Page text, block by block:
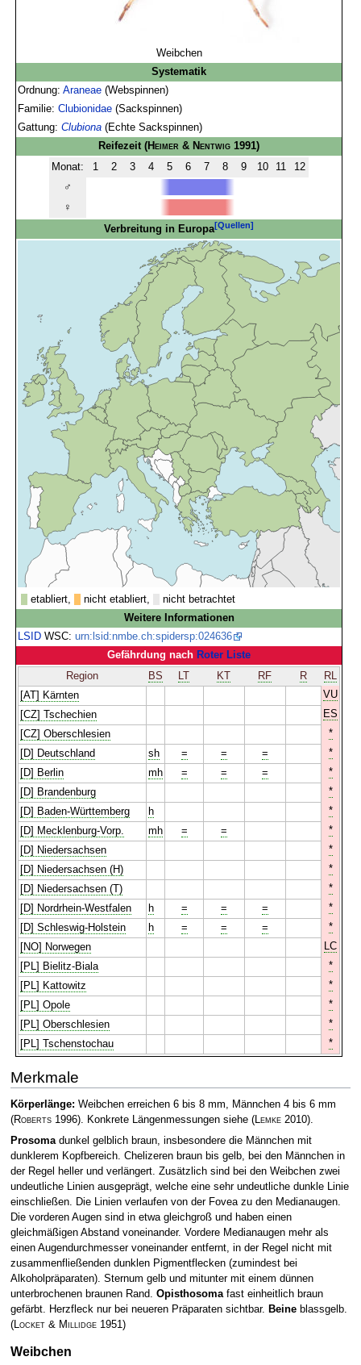
Weibchen
Systematik
Ordnung:Araneae (Webspinnen)
Familie:Clubionidae (Sackspinnen)
Gattung:Clubiona (Echte Sackspinnen)
Reifezeit(Heimer & Nentwig 1991)
Monat:
1 2 3 4 5 6 7 8 9 10 11
12
♂
♀
Verbreitung in Europa[Quellen]
etabliert, nicht etabliert,
nicht betrachtet
Weitere Informationen
LSID WSC:urn:lsid:nmbe.ch:spidersp:024636
Gefährdung nach Roter Liste
Region
BS LT KT RF R
RL
[AT] Kärnten
VU
[CZ] Tschechien
ES
[CZ] Oberschlesien
*
[D] Deutschland
sh = = =
*
[D] Berlin
mh = = =
*
[D] Brandenburg
*
[D] Baden-Württemberg
h
*
[D] Mecklenburg-Vorp.
mh = =
*
[D] Niedersachsen
*
[D] Niedersachsen (H)
*
[D] Niedersachsen (T)
*
[D] Nordrhein-Westfalen
h = = =
*
[D] Schleswig-Holstein
h = = =
*
[NO] Norwegen
LC
[PL] Bielitz-Biala
*
[PL] Kattowitz
*
[PL] Opole
*
[PL] Oberschlesien
*
[PL] Tschenstochau
*
Merkmale
Körperlänge: Weibchen erreichen 6 bis 8 mm, Männchen 4 bis 6 mm
(Roberts1996). Konkrete Längenmessungen siehe (Lemke2010).
Prosomadunkel gelblich braun, insbesondere die Männchen mit
dunklerem Kopfbereich. Chelizeren braun bis gelb, bei den Männchen in
der Regel heller und verlängert. Zusätzlich sind bei den Weibchen zwei
undeutliche Linien ausgeprägt, welche eine sehr undeutliche dunkle Linie
einschließen. Die Linien verlaufen von der Fovea zu den Medianaugen.
Die vorderen Augen sind in etwa gleichgroß und haben einen
gleichmäßigen Abstand voneinander. Vordere Medianaugen mehr als
einen Augendurchmesser voneinander entfernt, in der Regel nicht mit
zusammenfließenden dunklen Pigmentflecken (zumindest bei
Alkoholpräparaten). Sternum gelb und mitunter mit einem dünnen
unterbrochenen braunen Rand. Opisthosomafast einheitlich braun
gefärbt. Herzfleck nur bei neueren Präparaten sichtbar. Beineblassgelb.
(Locket & Millidge1951)
Weibchen